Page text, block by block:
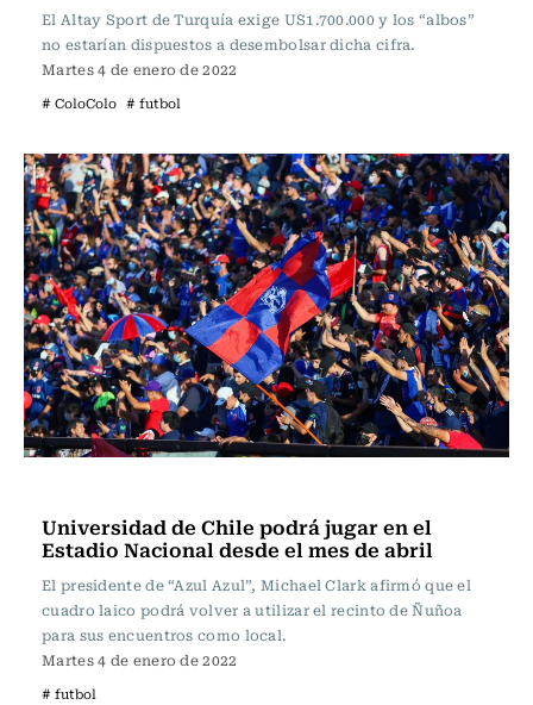
El Altay Sport de Turquía exige US1.700.000 y los “albos”
no estarían dispuestos a desembolsar dicha cifra.
Martes 4 de enero de 2022
# ColoColo # futbol
Universidad de Chile podrá jugar en el
Estadio Nacional desde el mes de abril
El presidente de “Azul Azul”, Michael Clark afirmó que el
cuadro laico podrá volver a utilizar el recinto de Ñuñoa
para sus encuentros como local.
Martes 4 de enero de 2022
# futbol